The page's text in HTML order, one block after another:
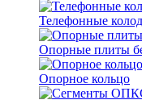
Телефонные
Опорные плиты
Опорное кольцо